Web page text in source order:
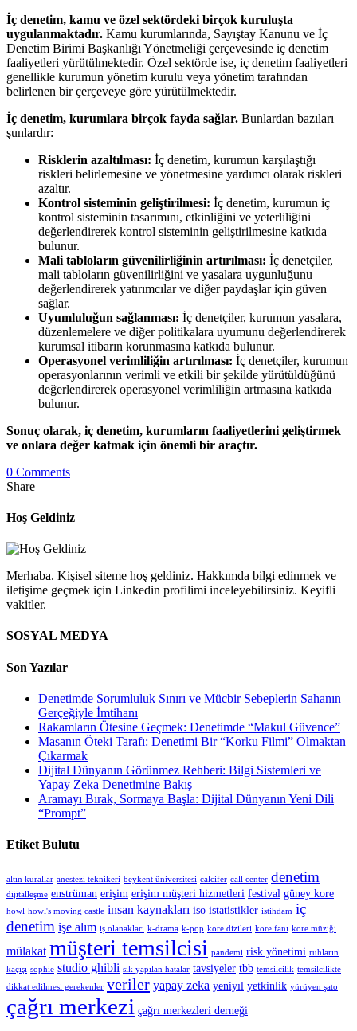
İç denetim, kamu ve özel sektördeki birçok kuruluşta
uygulanmaktadır. Kamu kurumlarında, Sayıştay Kanunu ve İç
Denetim Birimi Başkanlığı Yönetmeliği çerçevesinde iç denetim
faaliyetleri yürütülmektedir. Özel sektörde ise, iç denetim faaliyetleri
genellikle kurumun yönetim kurulu veya yönetim tarafından
belirlenen bir çerçeveye göre yürütülmektedir.
İç denetim, kurumlara birçok fayda sağlar. Bunlardan bazıları
şunlardır:
Risklerin azaltılması: İç denetim, kurumun karşılaştığı
riskleri belirlemesine ve yönetmesine yardımcı olarak riskleri
azaltır.
Kontrol sisteminin geliştirilmesi: İç denetim, kurumun iç
kontrol sisteminin tasarımını, etkinliğini ve yeterliliğini
değerlendirerek kontrol sisteminin geliştirilmesine katkıda
bulunur.
Mali tabloların güvenilirliğinin artırılması: İç denetçiler,
mali tabloların güvenilirliğini ve yasalara uygunluğunu
değerlendirerek yatırımcılar ve diğer paydaşlar için güven
sağlar.
Uyumluluğun sağlanması: İç denetçiler, kurumun yasalara,
düzenlemelere ve diğer politikalara uyumunu değerlendirerek
kurumsal itibarın korunmasına katkıda bulunur.
Operasyonel verimliliğin artırılması: İç denetçiler, kurumun
operasyonlarının verimli ve etkili bir şekilde yürütüldüğünü
değerlendirerek operasyonel verimliliğin artmasına katkıda
bulunur.
Sonuç olarak, iç denetim, kurumların faaliyetlerini geliştirmek
ve onlara değer katmak için önemli bir araçtır.
0 Comments
Share
Hoş Geldiniz
Merhaba. Kişisel siteme hoş geldiniz. Hakkımda bilgi edinmek ve
iletişime geçmek için Linkedin profilimi inceleyebilirsiniz. Keyifli
vakitler.
SOSYAL MEDYA
Son Yazılar
Denetimde Sorumluluk Sınırı ve Mücbir Sebeplerin Sahanın
Gerçeğiyle İmtihanı
Rakamların Ötesine Geçmek: Denetimde “Makul Güvence”
Masanın Öteki Tarafı: Denetimi Bir “Korku Filmi” Olmaktan
Çıkarmak
Dijital Dünyanın Görünmez Rehberi: Bilgi Sistemleri ve
Yapay Zeka Denetimine Bakış
Aramayı Bırak, Sormaya Başla: Dijital Dünyanın Yeni Dili
“Prompt”
Etiket Bulutu
altın kurallar anestezi teknikeri beykent üniversitesi calcifer call center denetim
dijitalleşme enstrüman erişim erişim müşteri hizmetleri festival güney kore
howl howl's moving castle insan kaynakları iso istatistikler istihdam iç
denetim işe alım iş olanakları k-drama k-pop kore dizileri kore fanı kore müziği
mülakat müşteri temsilcisi pandemi risk yönetimi ruhların
kaçışı sophie studio ghibli sık yapılan hatalar tavsiyeler tbb temsilcilik temsilcilikte
dikkat edilmesi gerekenler veriler yapay zeka yeniyıl yetkinlik yürüyen şato
çağrı merkezi çağrı merkezleri derneği